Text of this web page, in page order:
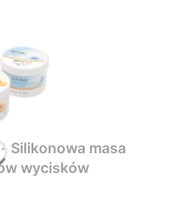
Silikonowa masa
wycisków